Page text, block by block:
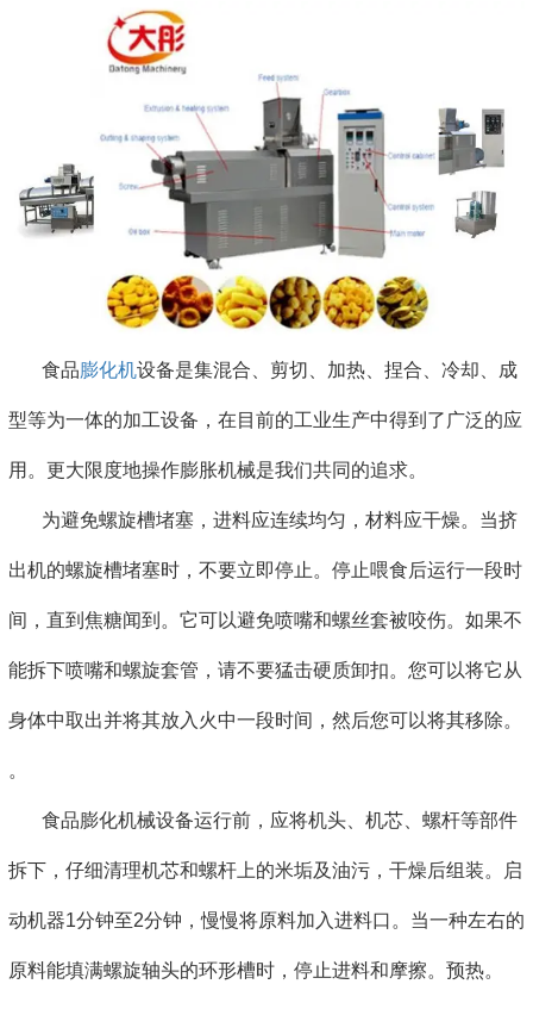
食品膨化机设备是集混合、剪切、加热、捏合、冷却、成
型等为一体的加工设备，在目前的工业生产中得到了广泛的应
用。更大限度地操作膨胀机械是我们共同的追求。
为避免螺旋槽堵塞，进料应连续均匀，材料应干燥。当挤
出机的螺旋槽堵塞时，不要立即停止。停止喂食后运行一段时
间，直到焦糖闻到。它可以避免喷嘴和螺丝套被咬伤。如果不
能拆下喷嘴和螺旋套管，请不要猛击硬质卸扣。您可以将它从
身体中取出并将其放入火中一段时间，然后您可以将其移除。
。
食品膨化机械设备运行前，应将机头、机芯、螺杆等部件
拆下，仔细清理机芯和螺杆上的米垢及油污，干燥后组装。启
动机器1分钟至2分钟，慢慢将原料加入进料口。当一种左右的
原料能填满螺旋轴头的环形槽时，停止进料和摩擦。预热。